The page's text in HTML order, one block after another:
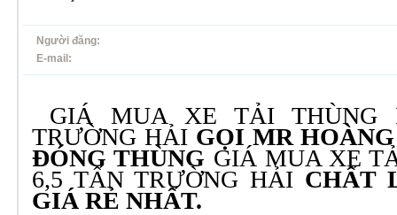
Người đăng:
E-mail:
GIÁ MUA XE TẢI THÙNG
TRƯỜNG HẢI GỌI MR HOÀNG
ĐÓNG THÙNG GIÁ MUA XE
6,5 TẤN TRƯỜNG HẢI CHẤT
GIÁ RẺ NHẤT.